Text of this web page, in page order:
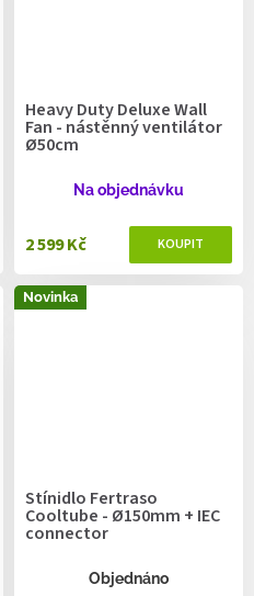
Heavy Duty Deluxe Wall
Fan - nástěnný ventilátor
Ø50cm
Na objednávku
2 599 Kč
Novinka
Stínidlo Fertraso
Cooltube - Ø150mm + IEC
connector
Objednáno